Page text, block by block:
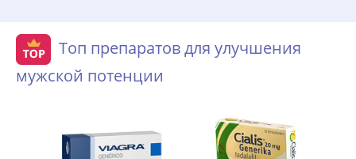
Топ препаратов для улучшения
мужской потенции